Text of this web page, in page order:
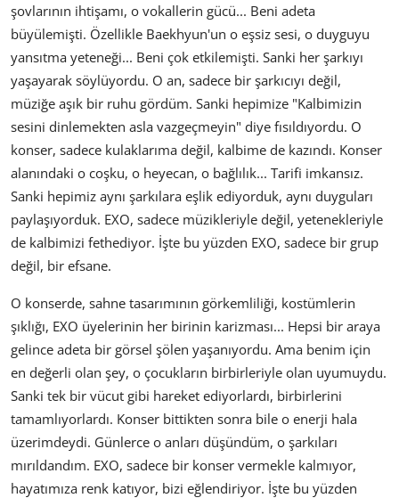
şovlarının ihtişamı, o vokallerin gücü... Beni adeta
büyülemişti. Özellikle Baekhyun'un o eşsiz sesi, o duyguyu
yansıtma yeteneği... Beni çok etkilemişti. Sanki her şarkıyı
yaşayarak söylüyordu. O an, sadece bir şarkıcıyı değil,
müziğe aşık bir ruhu gördüm. Sanki hepimize "Kalbimizin
sesini dinlemekten asla vazgeçmeyin" diye fısıldıyordu. O
konser, sadece kulaklarıma değil, kalbime de kazındı. Konser
alanındaki o coşku, o heyecan, o bağlılık... Tarifi imkansız.
Sanki hepimiz aynı şarkılara eşlik ediyorduk, aynı duyguları
paylaşıyorduk. EXO, sadece müzikleriyle değil, yetenekleriyle
de kalbimizi fethediyor. İşte bu yüzden EXO, sadece bir grup
değil, bir efsane.
O konserde, sahne tasarımının görkemliliği, kostümlerin
şıklığı, EXO üyelerinin her birinin karizması... Hepsi bir araya
gelince adeta bir görsel şölen yaşanıyordu. Ama benim için
en değerli olan şey, o çocukların birbirleriyle olan uyumuydu.
Sanki tek bir vücut gibi hareket ediyorlardı, birbirlerini
tamamlıyorlardı. Konser bittikten sonra bile o enerji hala
üzerimdeydi. Günlerce o anları düşündüm, o şarkıları
mırıldandım. EXO, sadece bir konser vermekle kalmıyor,
hayatımıza renk katıyor, bizi eğlendiriyor. İşte bu yüzden